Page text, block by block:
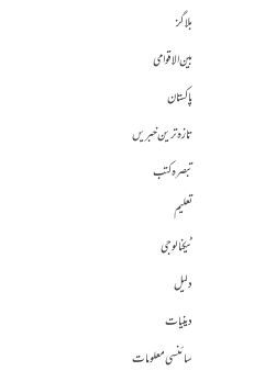
بلاگز
بین الاقوامی
پاکستان
تازہ ترین خبریں
تبصرہ کتب
تعلیم
ٹیکنالوجی
دلیل
دینیات
سائنسی معلومات